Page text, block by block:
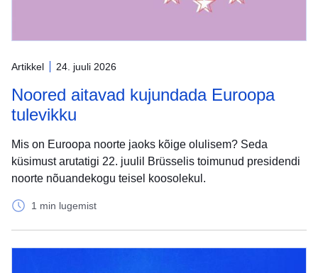
Artikkel 24. juuli 2026
Noored aitavad kujundada Euroopa
tulevikku
Mis on Euroopa noorte jaoks kõige olulisem? Seda
küsimust arutatigi 22. juulil Brüsselis toimunud presidendi
noorte nõuandekogu teisel koosolekul.
1 min lugemist